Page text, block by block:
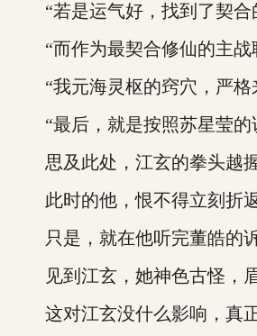
“若是运气好，找到了契合
“而作为最契合修仙的主战
“我元海灵枢的窍穴，严格
“最后，就是按照苏星莹的
思及此处，江玄的拳头越握
此时的他，恨不得立刻折返
只是，就在他听完董皓的诉
见到江玄，她神色古怪，眉
这对江玄没什么影响，真正